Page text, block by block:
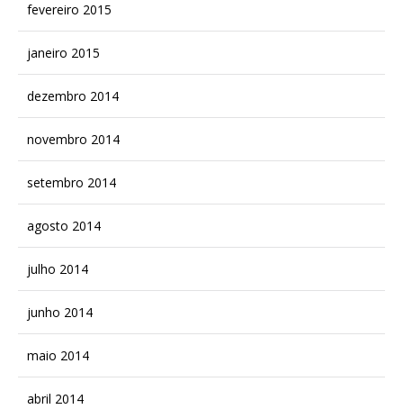
fevereiro 2015
janeiro 2015
dezembro 2014
novembro 2014
setembro 2014
agosto 2014
julho 2014
junho 2014
maio 2014
abril 2014